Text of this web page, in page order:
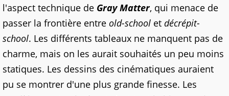
l'aspect technique de Gray Matter, qui menace de
passer la frontière entre old-school et décrépit-
school. Les différents tableaux ne manquent pas de
charme, mais on les aurait souhaités un peu moins
statiques. Les dessins des cinématiques auraient
pu se montrer d'une plus grande finesse. Les